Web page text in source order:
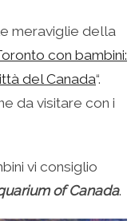
meraviglie della
con bambini:
del Canada“.
da visitare con i
vi consiglio
of Canada.